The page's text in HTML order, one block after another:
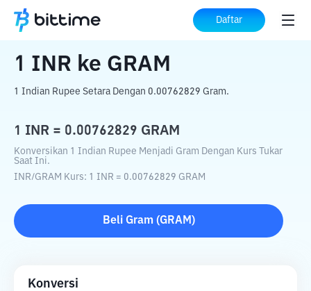
Daftar
Beranda Konverter Kripto ke GRAM
1 INR ke GRAM
1 Indian Rupee Setara Dengan 0.00762829 Gram.
1 INR = 0.00762829 GRAM
Konversikan 1 Indian Rupee Menjadi Gram Dengan Kurs Tukar
Saat Ini.
INR/GRAM Kurs: 1 INR = 0.00762829 GRAM
Beli Gram(GRAM )
Konversi